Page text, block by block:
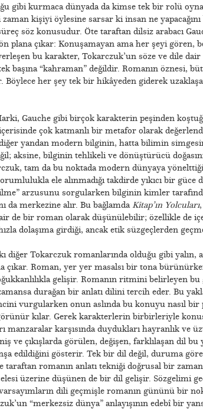
gibi kurmaca dünyada da kimse tek bir rolü
zaman kişiyi öylesine sarsar ki insan ne
söz konusudur. Öte taraftan dilsiz arabacı
plana çıkar: Konuşamayan ama her şeyi gören,
bu karakter, Tokarczuk’un söze ve dile
başına “kahraman” değildir. Romanın öznesi,
her şey tek bir hikâyeden giderek
Gauche gibi birçok karakterin peşinden
çok katmanlı bir metafor olarak
yandan modern bilginin, hatta bilimin
aksine, bilginin tehlikeli ve dönüştürücü
tam da bu noktada modern dünyaya
ele alınmadığı takdirde yıkıcı bir güce
arzusunu sorgularken bilginin kimler
da merkezine alır. Bu bağlamdaKitap’ın Yolcuları
de bir roman olarak düşünülebilir; özellikle de
dolaşıma girdiği, ancak etik süzgeçlerden
diğer Tokarczuk romanlarında olduğu gibi
çıkar. Roman, yer yer masalsı bir tona
gelişir. Romanın ritmini belirleyen bu
durağan bir anlatı dilini tercih eder. Bu
vurgularken onun aslında bu konuyu nasıl bir
kılar. Gerek karakterlerin birbirleriyle
manzaralar karşısında duydukları hayranlık ve
ve çıkışlarda görülen, değişen, farklılaşan dil bu
edildiğini gösterir. Tek bir dil değil, duruma
romanın anlatı tekniği doğrusal bir zaman
üzerine düşünen de bir dil gelişir. Sözgelimi
dili geçmişle romanın gününü bir
“merkezsiz dünya” anlayışının edebî bir